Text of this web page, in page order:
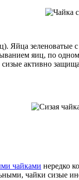
Яйца
яиц, по
сизые активно
чайками нередко
чайки сизые